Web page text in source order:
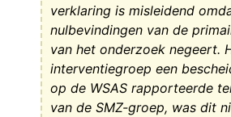
verklaring is misleidend
nulbevindingen van de
van het onderzoek negeert.
interventiegroep een
op de WSAS rapporteerde
van de SMZ-groep, was dit